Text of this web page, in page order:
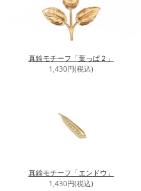
真鍮モチーフ「葉っぱ２」
1,430円(税込)
真鍮モチーフ「エンドウ」
1,430円(税込)